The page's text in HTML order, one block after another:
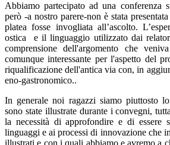
Abbiamo partecipato ad una conferenza
però -a nostro parere-non è stata
platea fosse invogliata all’ascolto.
ostica e il linguaggio utilizzato dai
comprensione dell'argomento che
comunque interessante per l'aspetto del
riqualificazione dell'antica via con, in
eno-gastronomico..
In generale noi ragazzi siamo piuttosto
sono state illustrate durante i convegni,
la necessità di approfondire e di essere
linguaggi e ai processi di innovazione che